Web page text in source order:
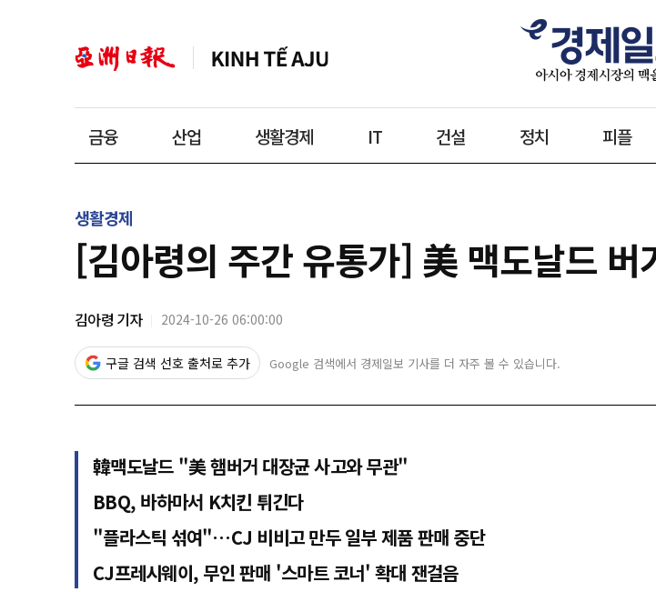
금융 산업 생활경제 IT 건설 정치 피플
생활경제
[김아령의 주간 유통가] 美 맥도날드
김아령 기자 2024-10-26 06:00:00
구글 검색 선호 출처로 추가 Google 검색에서 경제일보 기사를 더 자주 볼 수 있습니다.
韓맥도날드 "美 햄버거 대장균 사고와 무관"
BBQ, 바하마서 K치킨 튀긴다
"플라스틱 섞여"…CJ 비비고 만두 일부 제품 판매 중단
CJ프레시웨이, 무인 판매 '스마트 코너' 확대 잰걸음